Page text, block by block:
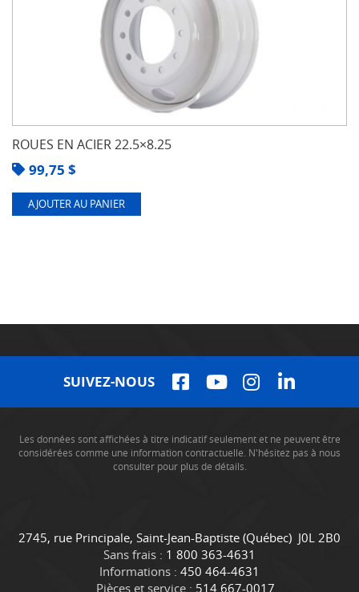
ROUES EN ACIER 22.5×8.25
99,75 $
AJOUTER AU PANIER
SUIVEZ-NOUS
Les données sont affichées à titre indicatif seulement et ne peuvent être
considérées comme une information contractuelle. N'hésitez pas à nous
consulter pour plus de détails.
C
o
n
C
a
m
2745, rue Principale, Saint-Jean-Baptiste (Québec) J0L 2B0
Sans frais : 1 800 363-4631
Informations : 450 464-4631
Pièces et service : 514 667-0017